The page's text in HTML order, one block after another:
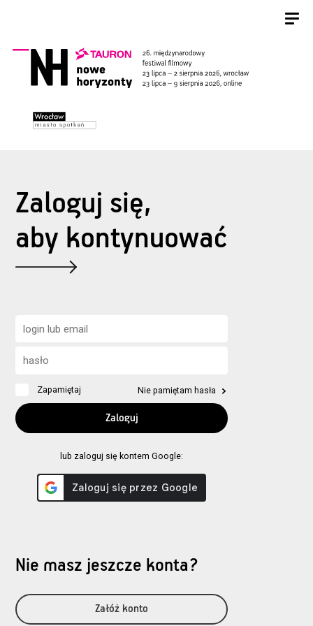
Zaloguj się,
aby kontynuować
Zapamiętaj Nie pamiętam hasła
lub zaloguj się kontem Google:
Nie masz jeszcze konta?
Załóż konto